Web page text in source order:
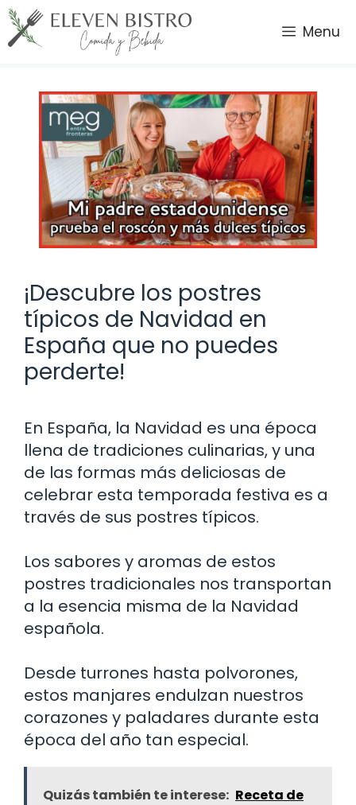
Saltar
al
contenido
Menu
¡Descubre los postres
típicos de Navidad en
España que no puedes
perderte!
En España, la Navidad es una época
llena de tradiciones culinarias, y una
de las formas más deliciosas de
celebrar esta temporada festiva es a
través de sus postres típicos.
Los sabores y aromas de estos
postres tradicionales nos transportan
a la esencia misma de la Navidad
española.
Desde turrones hasta polvorones,
estos manjares endulzan nuestros
corazones y paladares durante esta
época del año tan especial.
Quizás también te interese: Receta de